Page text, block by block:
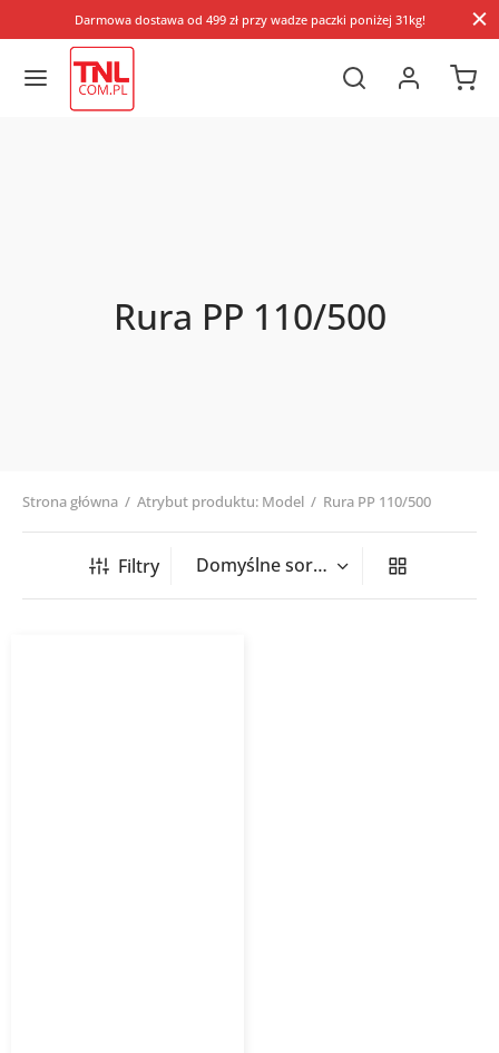
Darmowa dostawa od 499 zł przy wadze paczki poniżej 31kg!
Rura PP 110/500
Strona główna / Atrybut produktu: Model / Rura PP 110/500
Filtry